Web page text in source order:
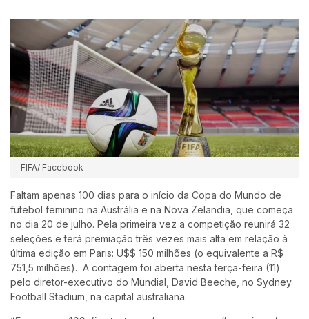
FIFA/ Facebook
Faltam apenas 100 dias para o início da Copa do Mundo de
futebol feminino na Austrália e na Nova Zelandia, que começa
no dia 20 de julho. Pela primeira vez a competição reunirá 32
seleções e terá premiação três vezes mais alta em relação à
última edição em Paris: U$$ 150 milhões (o equivalente a R$
751,5 milhões). A contagem foi aberta nesta terça-feira (11)
pelo diretor-executivo do Mundial, David Beeche, no Sydney
Football Stadium, na capital australiana.